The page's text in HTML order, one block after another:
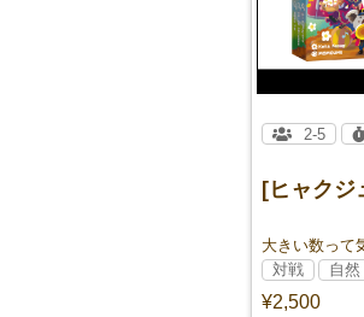
[ヒャクジ
大きい数って
¥2,500
2-5
対戦 自然